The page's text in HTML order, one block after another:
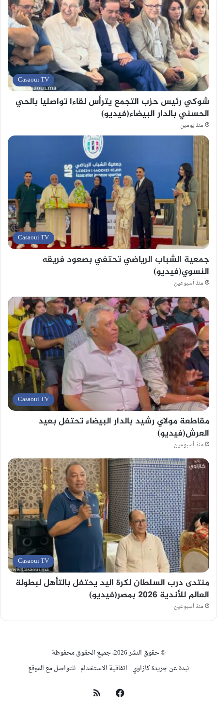
Casaoui TV
شوكي رئيس حزب التجمع يترأس لقاءا تواصليا بالحي
الحسني بالدار البيضاء(فيديو)
منذ يومين
Casaoui TV
جمعية الشباب الرياضي تحتفي بصعود فريقه
النسوي(فيديو)
منذ أسبوعين
Casaoui TV
مقاطعة مولاي رشيد بالدار البيضاء تحتفل بعيد
العرش(فيديو)
منذ أسبوعين
Casaoui TV
منتدى درب السلطان لكرة اليد يحتفل بالتأهل لبطولة
العالم للأندية 2026 بمصر(فيديو)
منذ أسبوعين
© حقوق النشر 2026، جميع الحقوق محفوظة
نبدة عن جريدة كازاوي اتفاقية الاستخدام للتواصل مع الموقع
فيسبوك